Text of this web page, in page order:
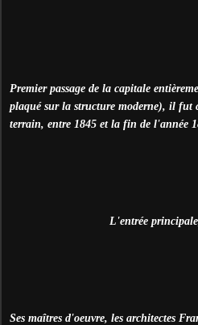
Premier passage de la capitale
plaqué sur la structure moderne), il fut
terrain, entre 1845 et la fin de l'année
L'entrée
Ses maîtres d'oeuvre, les architectes